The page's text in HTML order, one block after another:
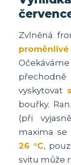
Zvlněná
vyskytovat
bouřky.
(při
maxima se
26 °C,
svitu může